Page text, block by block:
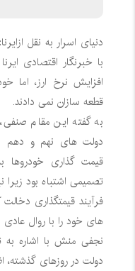
دنیای اسرار به نقل
با خبرنگار اقتصادی
افزایش نرخ ارز، اما
قطعه سازان نمی دادند.
به گفته این مقام
دولت های نهم و دهم
قیمت گذاری خودروها
تصمیمی اشتباه بود زیرا
فرآیند قیمتگذاری دخالت
های خود را با روال عادی
دولت در روزهای گذشته،